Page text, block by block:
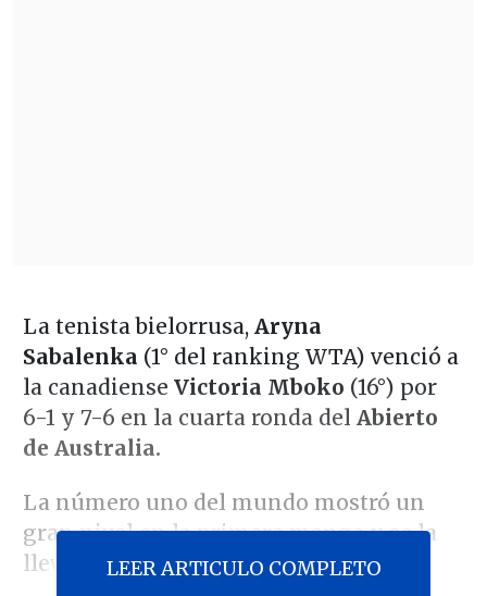
La tenista bielorrusa, Aryna
Sabalenka (1° del ranking WTA) venció a
la canadiense Victoria Mboko (16°) por
6-1 y 7-6 en la cuarta ronda del Abierto
de Australia.
La número uno del mundo mostró un
gran nivel en la primera manga y se la
llevó sin complicaciones.
LEER ARTICULO COMPLETO